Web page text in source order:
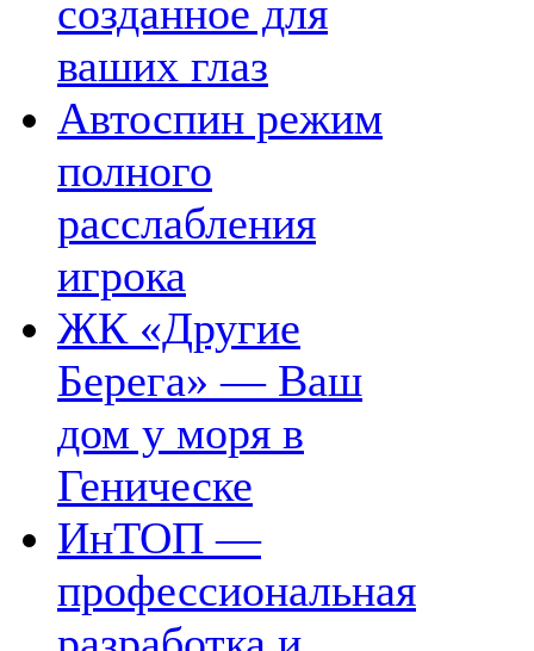
созданное для
ваших глаз
Автоспин режим
полного
расслабления
игрока
ЖК «Другие
Берега» — Ваш
дом у моря в
Геническе
ИнТОП —
профессиональная